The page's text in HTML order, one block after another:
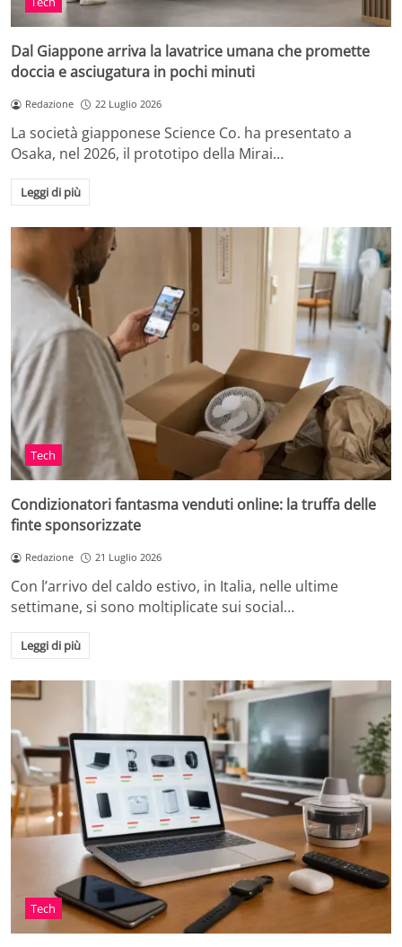
Dal Giappone arriva la lavatrice umana che promette
doccia e asciugatura in pochi minuti
Redazione 22 Luglio 2026
La società giapponese Science Co. ha presentato a
Osaka, nel 2026, il prototipo della Mirai…
Leggi di più
Tech
Condizionatori fantasma venduti online: la truffa delle
finte sponsorizzate
Redazione 21 Luglio 2026
Con l’arrivo del caldo estivo, in Italia, nelle ultime
settimane, si sono moltiplicate sui social…
Leggi di più
Tech